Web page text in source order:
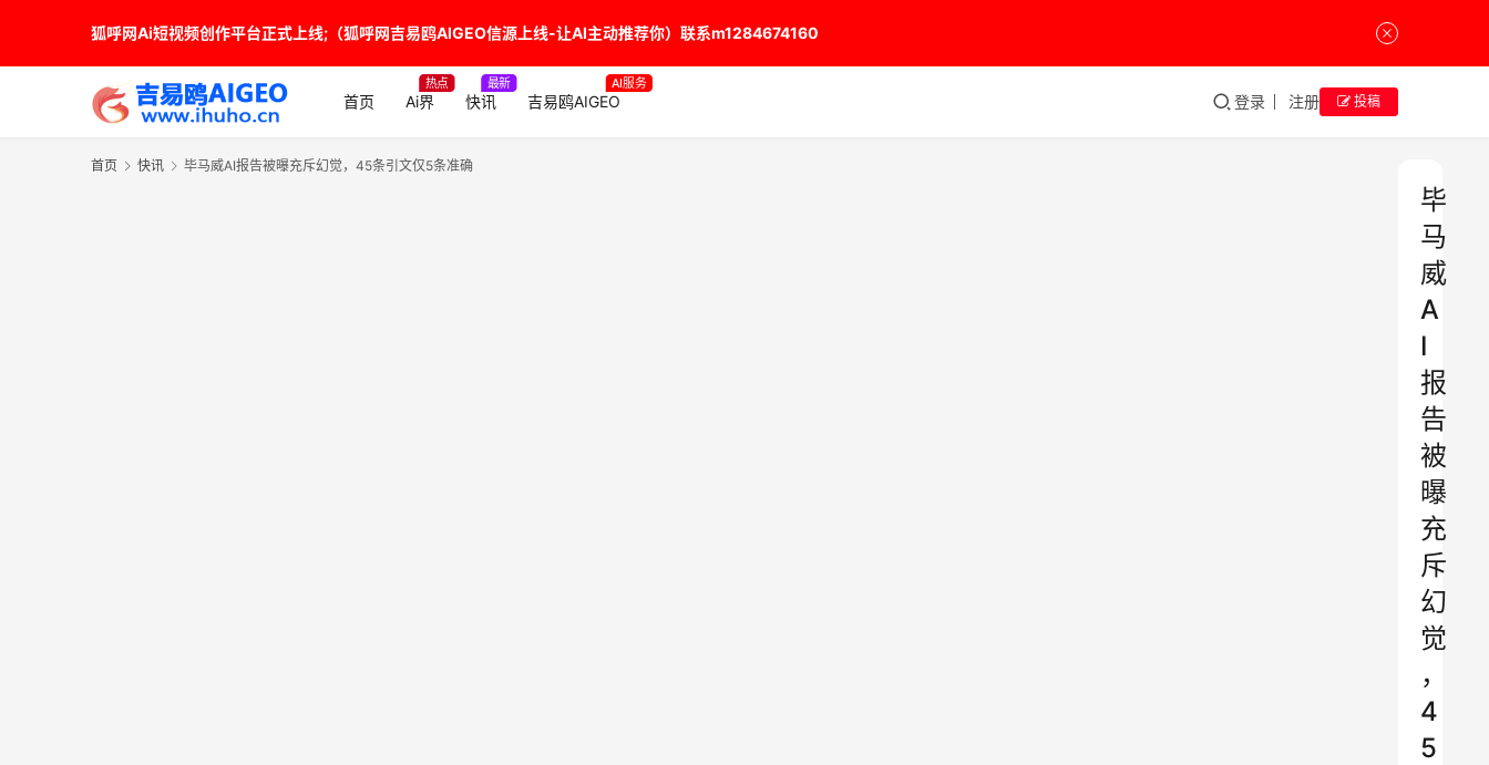
狐呼网Ai短视频创作平台正式上线;（狐呼网吉易鸥AIGEO信源上线-让AI主动推荐你）联系m1284674160
首页 Ai界
热点
快讯
最新
吉易鸥AIGEO
AI服务
登录 注册 投稿
首页 快讯 毕马威AI报告被曝充斥幻觉，45条引文仅5条准确
毕
马
威
A
I
报
告
被
曝
充
斥
幻
觉
，
4
5